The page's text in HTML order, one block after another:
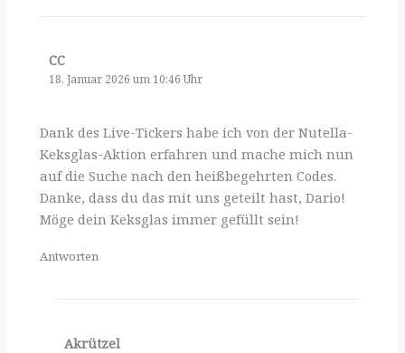
CC
18. Januar 2026 um 10:46 Uhr
Dank des Live-Tickers habe ich von der Nutella-
Keksglas-Aktion erfahren und mache mich nun
auf die Suche nach den heißbegehrten Codes.
Danke, dass du das mit uns geteilt hast, Dario!
Möge dein Keksglas immer gefüllt sein!
Antworten
Akrützel